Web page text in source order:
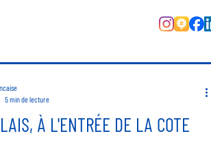
À L'ENTRÉE DE LA COTE
5 min de lecture